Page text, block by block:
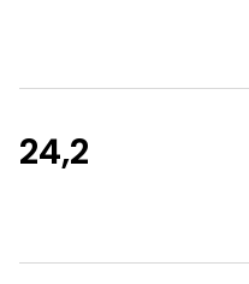
24,2